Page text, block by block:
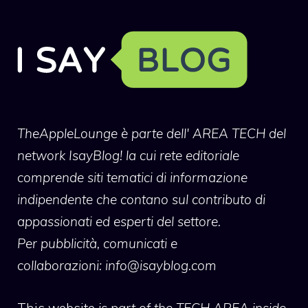
TheAppleLounge è parte dell' AREA TECH del
network IsayBlog! la cui rete editoriale
comprende siti tematici di informazione
indipendente che contano sul contributo di
appassionati ed esperti del settore.
Per pubblicità, comunicati e
collaborazioni: info@isayblog.com